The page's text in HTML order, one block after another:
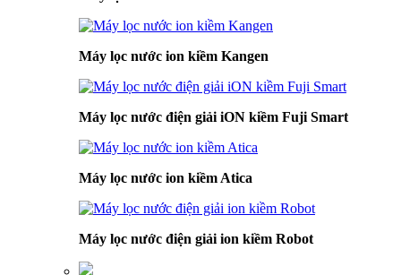
Máy lọc nước ion kiềm Kangen
Máy lọc nước điện giải iON kiềm Fuji Smart
Máy lọc nước ion kiềm Atica
Máy lọc nước điện giải ion kiềm Robot